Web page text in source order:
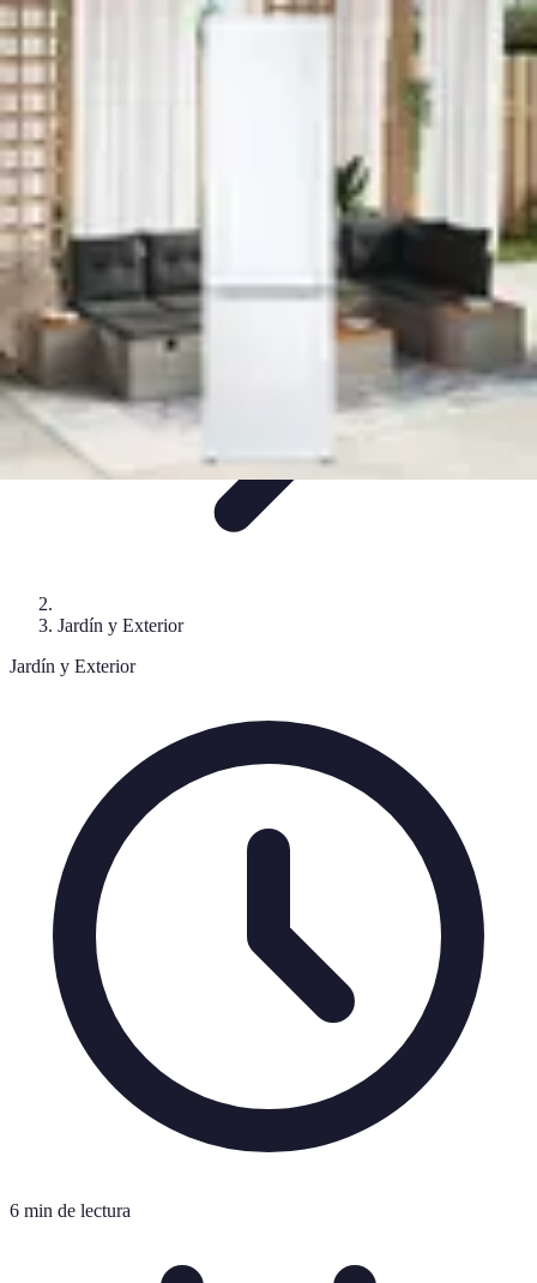
Casa Perfecta
Decoración
Espacios de Trabajo
Hogar
Casa Perfecta
Jardín y Exterior
Jardín y Exterior
6 min de lectura